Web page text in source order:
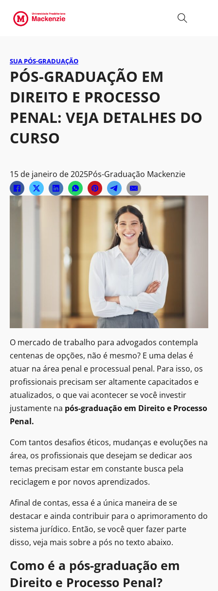
SUA PÓS-GRADUAÇÃO
PÓS-GRADUAÇÃO EM
DIREITO E PROCESSO
PENAL: VEJA DETALHES DO
CURSO
15 de janeiro de 2025Pós-Graduação Mackenzie
O mercado de trabalho para advogados contempla
centenas de opções, não é mesmo? E uma delas é
atuar na área penal e processual penal. Para isso, os
profissionais precisam ser altamente capacitados e
atualizados, o que vai acontecer se você investir
justamente na pós-graduação em Direito e Processo
Penal.
Com tantos desafios éticos, mudanças e evoluções na
área, os profissionais que desejam se dedicar aos
temas precisam estar em constante busca pela
reciclagem e por novos aprendizados.
Afinal de contas, essa é a única maneira de se
destacar e ainda contribuir para o aprimoramento do
sistema jurídico. Então, se você quer fazer parte
disso, veja mais sobre a pós no texto abaixo.
Como é a pós-graduação em
Direito e Processo Penal?